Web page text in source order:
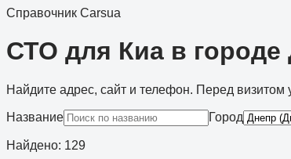
Справочник Carsua
СТО для Киа в городе
Найдите адрес, сайт и телефон. Перед визитом
Название Город
Найдено: 129